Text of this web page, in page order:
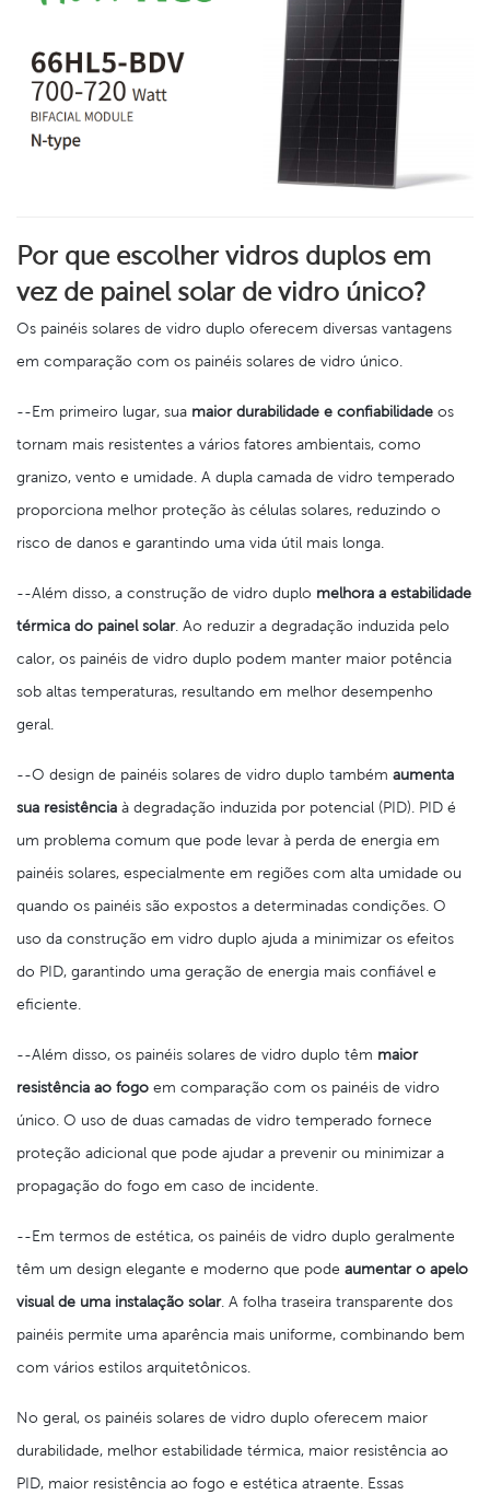
Por que escolher vidros duplos em
vez de painel solar de vidro único?
Os painéis solares de vidro duplo oferecem diversas vantagens
em comparação com os painéis solares de vidro único.
--Em primeiro lugar, sua maior durabilidade e confiabilidade os
tornam mais resistentes a vários fatores ambientais, como
granizo, vento e umidade. A dupla camada de vidro temperado
proporciona melhor proteção às células solares, reduzindo o
risco de danos e garantindo uma vida útil mais longa.
--Além disso, a construção de vidro duplo melhora a estabilidade
térmica do painel solar. Ao reduzir a degradação induzida pelo
calor, os painéis de vidro duplo podem manter maior potência
sob altas temperaturas, resultando em melhor desempenho
geral.
--O design de painéis solares de vidro duplo também aumenta
sua resistência à degradação induzida por potencial (PID). PID é
um problema comum que pode levar à perda de energia em
painéis solares, especialmente em regiões com alta umidade ou
quando os painéis são expostos a determinadas condições. O
uso da construção em vidro duplo ajuda a minimizar os efeitos
do PID, garantindo uma geração de energia mais confiável e
eficiente.
--Além disso, os painéis solares de vidro duplo têm maior
resistência ao fogo em comparação com os painéis de vidro
único. O uso de duas camadas de vidro temperado fornece
proteção adicional que pode ajudar a prevenir ou minimizar a
propagação do fogo em caso de incidente.
--Em termos de estética, os painéis de vidro duplo geralmente
têm um design elegante e moderno que pode aumentar o apelo
visual de uma instalação solar. A folha traseira transparente dos
painéis permite uma aparência mais uniforme, combinando bem
com vários estilos arquitetônicos.
No geral, os painéis solares de vidro duplo oferecem maior
durabilidade, melhor estabilidade térmica, maior resistência ao
PID, maior resistência ao fogo e estética atraente. Essas